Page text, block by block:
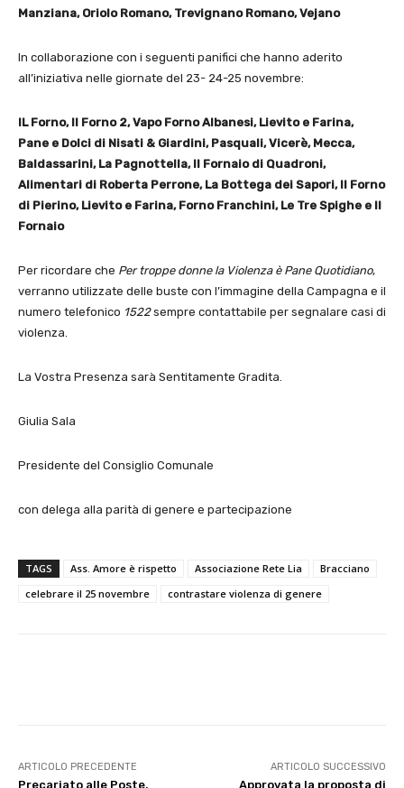
Manziana, Oriolo Romano, Trevignano Romano, Vejano
In collaborazione con i seguenti panifici che hanno aderito
all’iniziativa nelle giornate del 23- 24-25 novembre:
IL Forno, Il Forno 2, Vapo Forno Albanesi, Lievito e Farina,
Pane e Dolci di Nisati & Giardini, Pasquali, Vicerè, Mecca,
Baldassarini, La Pagnottella, Il Fornaio di Quadroni,
Alimentari di Roberta Perrone, La Bottega dei Sapori, Il Forno
di Pierino, Lievito e Farina, Forno Franchini, Le Tre Spighe e Il
Fornaio
Per ricordare che Per troppe donne la Violenza è Pane Quotidiano,
verranno utilizzate delle buste con l’immagine della Campagna e il
numero telefonico 1522sempre contattabile per segnalare casi di
violenza.
La Vostra Presenza sarà Sentitamente Gradita.
Giulia Sala
Presidente del Consiglio Comunale
con delega alla parità di genere e partecipazione
TAGS Ass. Amore è rispetto Associazione Rete Lia
Bracciano
celebrare il 25 novembre
contrastare violenza di genere
ARTICOLO PRECEDENTE
Precariato alle Poste,
ARTICOLO SUCCESSIVO
Approvata la proposta di